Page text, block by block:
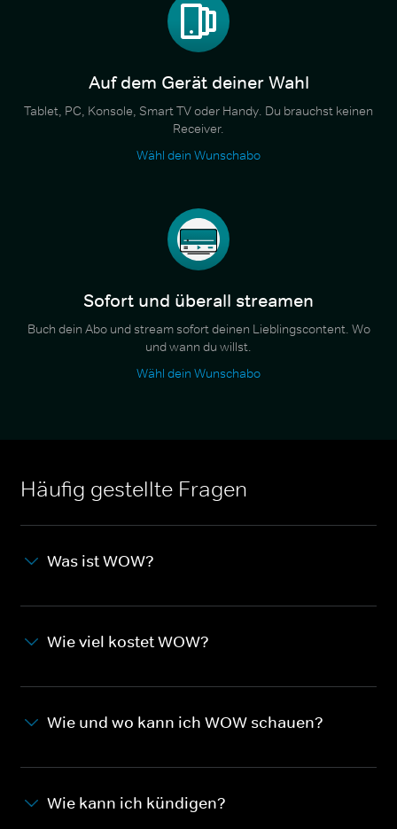
Auf dem Gerät deiner Wahl
Tablet, PC, Konsole, Smart TV oder Handy. Du brauchst keinen
Receiver.
Wähl dein Wunschabo
Sofort und überall streamen
Buch dein Abo und stream sofort deinen Lieblingscontent. Wo
und wann du willst.
Wähl dein Wunschabo
Häufig gestellte Fragen
Was ist WOW?
Wie viel kostet WOW?
Wie und wo kann ich WOW schauen?
Wie kann ich kündigen?